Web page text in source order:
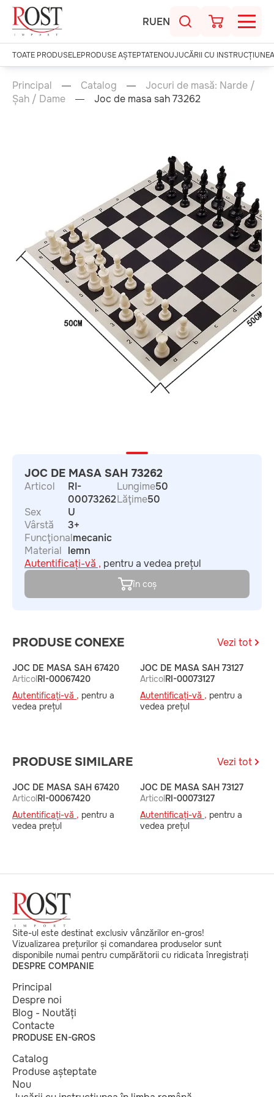
RUEN
TOATE PRODUSELEPRODUSE AȘTEPTATENOUJUCĂRII CU
Principal Catalog
Jocuri de masă: Narde /
Șah / Dame
Joc de masa sah 73262
JOC DE MASA SAH 73262
Articol
RI-
00073262
Sex
U
Vârstă
3+
Funcţionalmecanic
Material lemn
Lungime50
Lăţime50
Autentificați-vă , pentru a vedea prețul
în coș
PRODUSE CONEXE Vezi tot
JOC DE MASA SAH 67420
ArticolRI-00067420
Autentificați-vă , pentru a
vedea prețul
JOC DE MASA SAH 73127
ArticolRI-00073127
Autentificați-vă , pentru a
vedea prețul
PRODUSE SIMILARE Vezi tot
JOC DE MASA SAH 67420
ArticolRI-00067420
Autentificați-vă , pentru a
vedea prețul
JOC DE MASA SAH 73127
ArticolRI-00073127
Autentificați-vă , pentru a
vedea prețul
Site-ul este destinat exclusiv vânzărilor en-gros!
Vizualizarea prețurilor și comandarea produselor sunt
disponibile numai pentru cumpărătorii cu ridicata înregistrați
DESPRE COMPANIE
Principal
Despre noi
Blog - Noutăți
Contacte
PRODUSE EN-GROS
Catalog
Produse așteptate
Nou